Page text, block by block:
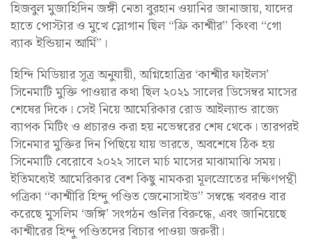
হিজবুল মুজাহিদিন জঙ্গী নেতা বুরহান ওয়ানির জানাজায়, যাদের
হাতে পোস্টার ও মুখে স্লোগান ছিল “ফ্রি কাশ্মীর” কিংবা “গো
ব্যাক ইন্ডিয়ান আর্মি”।
হিন্দি মিডিয়ার সূত্র অনুযায়ী, অগ্নিহোত্রির ‘কাশ্মীর ফাইলস’
সিনেমাটি মুক্তি পাওয়ার কথা ছিল ২০২১ সালের ডিসেম্বর মাসের
শেষের দিকে। সেই নিয়ে আমেরিকার রোড আইল্যান্ড রাজ্যে
ব্যাপক মিটিং ও প্রচারও করা হয় নভেম্বরের শেষ থেকে। তারপরই
সিনেমার মুক্তির দিন পিছিয়ে যায় ভারতে, অবশেষে ঠিক হয়
সিনেমাটি বেরোবে ২০২২ সালে মার্চ মাসের মাঝামাঝি সময়।
ইতিমধ্যেই আমেরিকার বেশ কিছু নামকরা মূলস্রোতের দক্ষিণপন্থী
পত্রিকা “কাশ্মীরি হিন্দু পণ্ডিত জেনোসাইড” সম্বন্ধে খবরও বার
করেছে মুসলিম ‘জঙ্গি’ সংগঠন গুলির বিরুদ্ধে, এবং জানিয়েছে
কাশ্মীরের হিন্দু পণ্ডিতদের বিচার পাওয়া জরুরী।